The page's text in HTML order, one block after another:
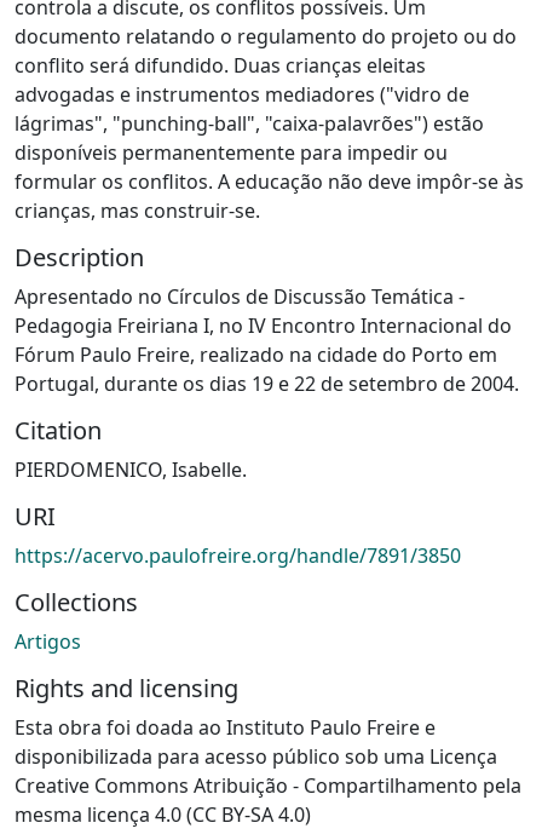
controla a discute, os conflitos possíveis. Um
documento relatando o regulamento do projeto ou do
conflito será difundido. Duas crianças eleitas
advogadas e instrumentos mediadores ("vidro de
lágrimas", "punching-ball", "caixa-palavrões") estão
disponíveis permanentemente para impedir ou
formular os conflitos. A educação não deve impôr-se às
crianças, mas construir-se.
Description
Apresentado no Círculos de Discussão Temática -
Pedagogia Freiriana I, no IV Encontro Internacional do
Fórum Paulo Freire, realizado na cidade do Porto em
Portugal, durante os dias 19 e 22 de setembro de 2004.
Citation
PIERDOMENICO, Isabelle.
URI
https://acervo.paulofreire.org/handle/7891/3850
Collections
Artigos
Rights and licensing
Esta obra foi doada ao Instituto Paulo Freire e
disponibilizada para acesso público sob uma Licença
Creative Commons Atribuição - Compartilhamento pela
mesma licença 4.0 (CC BY-SA 4.0)